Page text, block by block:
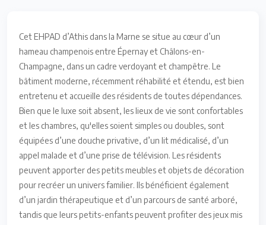
Cet EHPAD d’Athis dans la Marne se situe au cœur d’un
hameau champenois entre Épernay et Châlons-en-
Champagne, dans un cadre verdoyant et champêtre. Le
bâtiment moderne, récemment réhabilité et étendu, est bien
entretenu et accueille des résidents de toutes dépendances.
Bien que le luxe soit absent, les lieux de vie sont confortables
et les chambres, qu'elles soient simples ou doubles, sont
équipées d’une douche privative, d’un lit médicalisé, d’un
appel malade et d’une prise de télévision. Les résidents
peuvent apporter des petits meubles et objets de décoration
pour recréer un univers familier. Ils bénéficient également
d’un jardin thérapeutique et d’un parcours de santé arboré,
tandis que leurs petits-enfants peuvent profiter des jeux mis